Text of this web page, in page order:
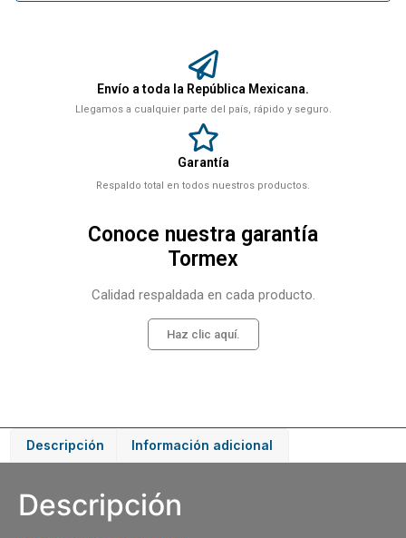
Envío a toda la República Mexicana.
Llegamos a cualquier parte del país, rápido y seguro.
Garantía
Respaldo total en todos nuestros productos.
Conoce nuestra garantía
Tormex
Calidad respaldada en cada producto.
Haz clic aquí.
Descripción Información adicional
Descripción